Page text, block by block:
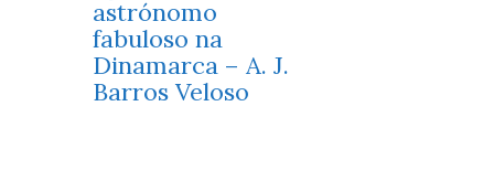
astrónomo
fabuloso na
Dinamarca – A. J.
Barros Veloso